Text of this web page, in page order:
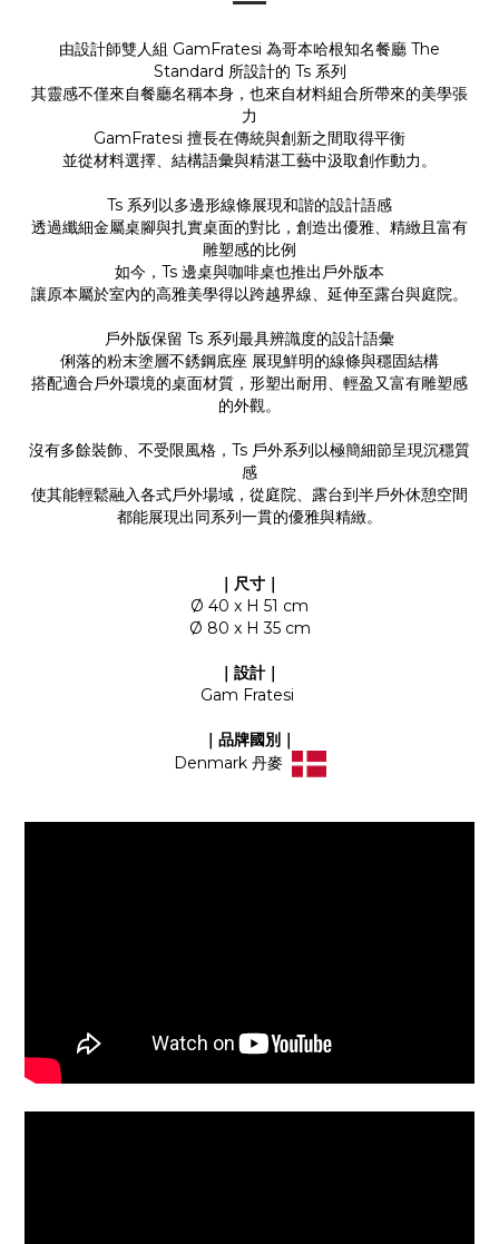
由設計師雙人組 GamFratesi 為哥本哈根知名餐廳 The
Standard 所設計的 Ts 系列
其靈感不僅來自餐廳名稱本身，也來自材料組合所帶來的美學張
力
GamFratesi 擅長在傳統與創新之間取得平衡
並從材料選擇、結構語彙與精湛工藝中汲取創作動力。
Ts 系列以多邊形線條展現和諧的設計語感
透過纖細金屬桌腳與扎實桌面的對比，創造出優雅、精緻且富有
雕塑感的比例
如今，Ts 邊桌與咖啡桌也推出戶外版本
讓原本屬於室內的高雅美學得以跨越界線、延伸至露台與庭院。
戶外版保留 Ts 系列最具辨識度的設計語彙
俐落的粉末塗層不銹鋼底座 展現鮮明的線條與穩固結構
搭配適合戶外環境的桌面材質，形塑出耐用、輕盈又富有雕塑感
的外觀。
沒有多餘裝飾、不受限風格，Ts 戶外系列以極簡細節呈現沉穩質
感
使其能輕鬆融入各式戶外場域，從庭院、露台到半戶外休憩空間
都能展現出同系列一貫的優雅與精緻。
｜尺寸｜
Ø 40 x H 51 cm
Ø 80 x H 35 cm
｜設計｜
Gam Fratesi
｜品牌國別｜
Denmark 丹麥